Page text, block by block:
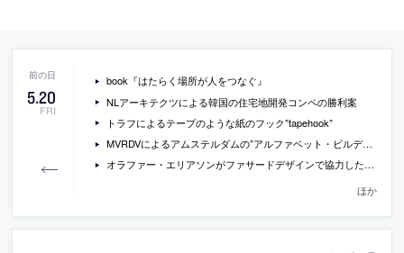
5.20
FRI
book『はたらく場所が人をつなぐ』
NLアーキテクツによる韓国の住宅地開発コンペの勝利案
トラフによるテープのような紙のフック”tapehook”
MVRDVによるアムステルダムの”アルファベット・ビルディング”の画像
オラファー・エリアソンがファサードデザインで協力したレイキャビークのコンサートホールの写真
ほか